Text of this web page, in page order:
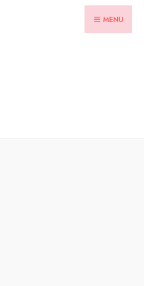
MENU